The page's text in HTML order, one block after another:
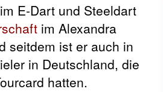
E-Dart und Steeldart
im Alexandra
seitdem ist er auch in
in Deutschland, die
hatten.